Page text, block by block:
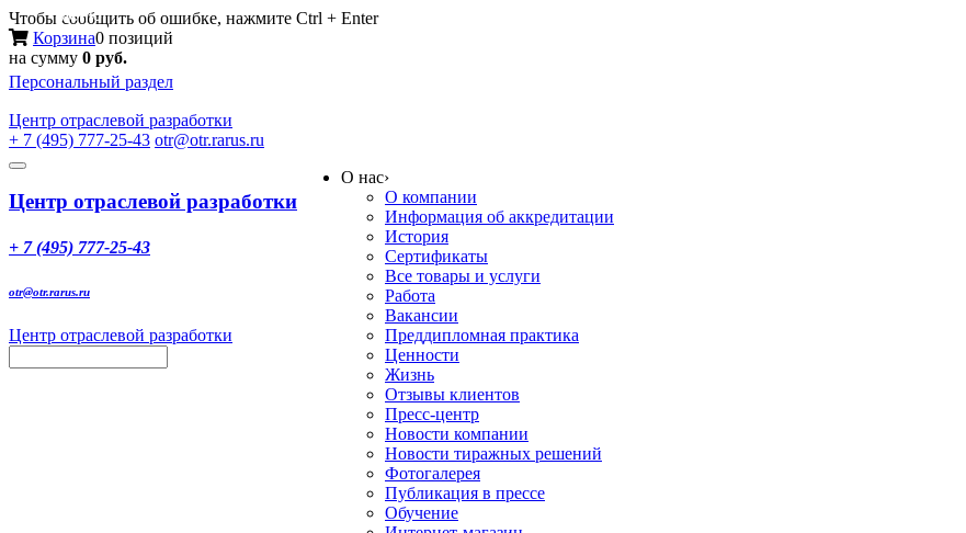
Чтобы сообщить об ошибке, нажмите Ctrl + Enter
Корзина0 позиций
на сумму 0 руб.
Персональный раздел
Центр отраслевой разработки
+ 7 (495) 777-25-43 otr@otr.rarus.ru
Toggle
Меню
Центр отраслевой разработки
+ 7 (495) 777-25-43
otr@otr.rarus.ru
Центр отраслевой разработки
О нас›
О компании
Информация об аккредитации
История
Сертификаты
Все товары и услуги
Работа
Вакансии
Преддипломная практика
Ценности
Жизнь
Отзывы клиентов
Пресс-центр
Новости компании
Новости тиражных решений
Фотогалерея
Публикация в прессе
Обучение